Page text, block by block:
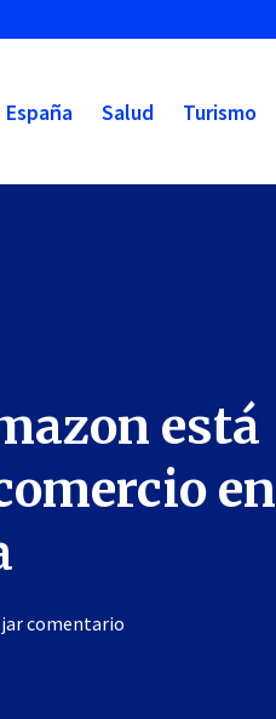
España Salud Turismo
está
en
comentario